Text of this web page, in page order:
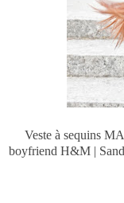
Veste à sequins
boyfriend H&M |